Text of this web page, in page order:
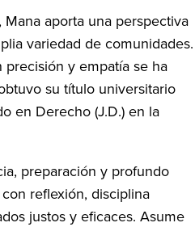
aporta una perspectiva
variedad de comunidades.
precisión y empatía se ha
su título universitario
en Derecho (J.D.) en la
preparación y profundo
reflexión, disciplina
justos y eficaces. Asume